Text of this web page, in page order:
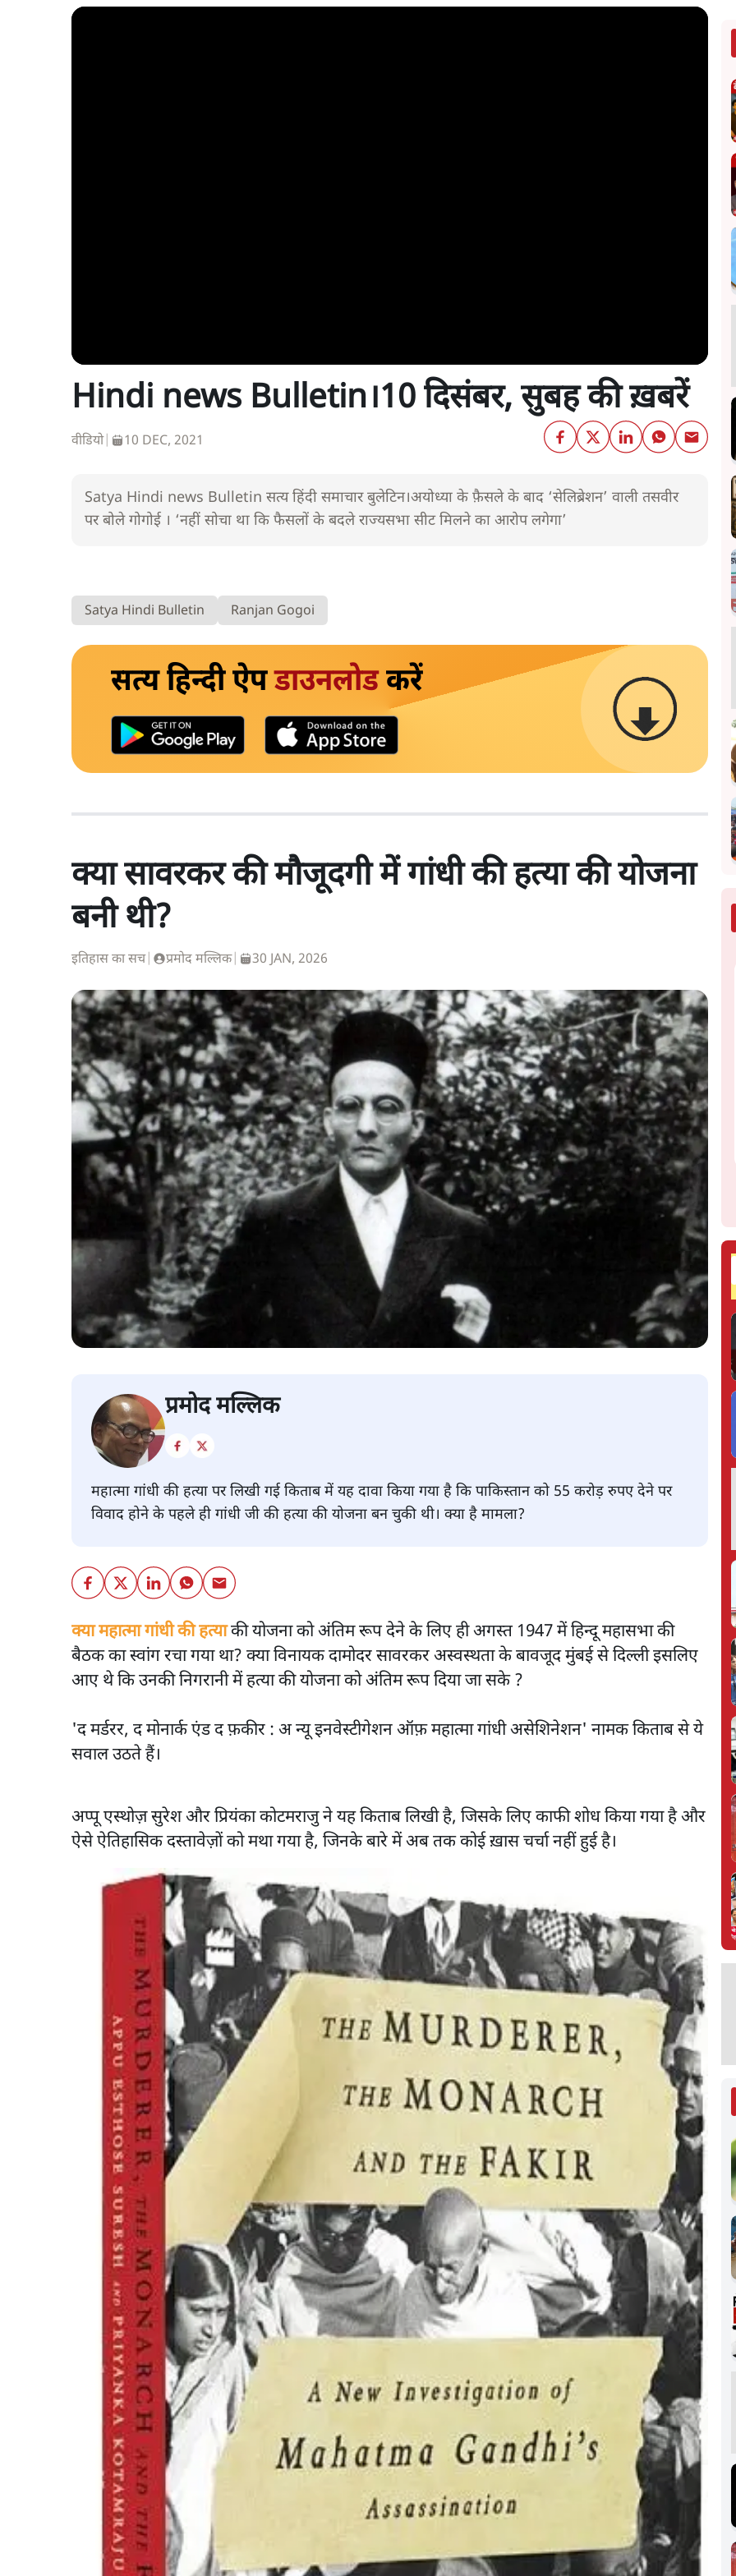
Hindi news Bulletin।10 दिसंबर, सुबह की ख़बरें
वीडियो| 10 DEC, 2021
Satya Hindi news Bulletin सत्य हिंदी समाचार बुलेटिन।अयोध्या के फ़ैसले के बाद ‘सेलिब्रेशन’ वाली तसवीर
पर बोले गोगोई । ‘नहीं सोचा था कि फैसलों के बदले राज्यसभा सीट मिलने का आरोप लगेगा’
Satya Hindi Bulletin Ranjan Gogoi
सत्य हिन्दी ऐपडाउनलोडकरें
क्या सावरकर की मौजूदगी में गांधी की हत्या की योजना
बनी थी?
इतिहास का सच| प्रमोद मल्लिक| 30 JAN, 2026
प्रमोद मल्लिक
महात्मा गांधी की हत्या पर लिखी गई किताब में यह दावा किया गया है कि पाकिस्तान को 55 करोड़ रुपए देने पर
विवाद होने के पहले ही गांधी जी की हत्या की योजना बन चुकी थी। क्या है मामला?
क्या महात्मा गांधी की हत्याकी योजना को अंतिम रूप देने के लिए ही अगस्त 1947 में हिन्दू महासभा की
बैठक का स्वांग रचा गया था? क्या विनायक दामोदर सावरकर अस्वस्थता के बावजूद मुंबई से दिल्ली इसलिए
आए थे कि उनकी निगरानी में हत्या की योजना को अंतिम रूप दिया जा सके ?
'द मर्डरर, द मोनार्क एंड द फ़कीर : अ न्यू इनवेस्टीगेशन ऑफ़ महात्मा गांधी असेशिनेशन' नामक किताब से ये
सवाल उठते हैं।
अप्पू एस्थोज़ सुरेश और प्रियंका कोटमराजु ने यह किताब लिखी है, जिसके लिए काफी शोध किया गया है और
ऐसे ऐतिहासिक दस्तावेज़ों को मथा गया है, जिनके बारे में अब तक कोई ख़ास चर्चा नहीं हुई है।